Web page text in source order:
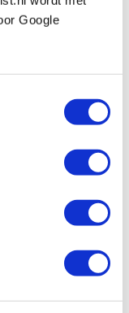
Google
mm
14 tpi met